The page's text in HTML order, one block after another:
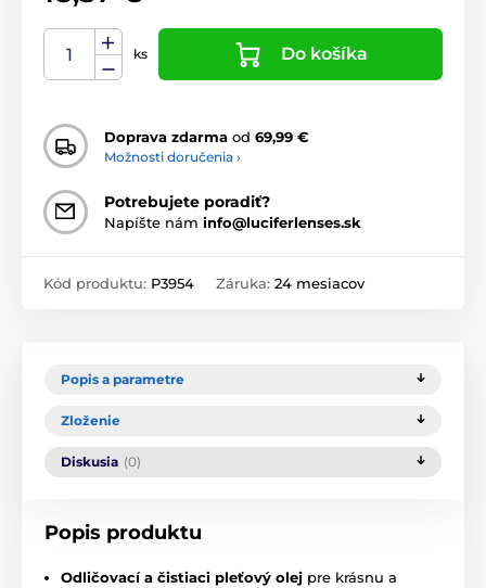
ks Do košíka
Doprava zdarma od 69,99 €
Možnosti doručenia ›
Potrebujete poradiť?
Napíšte nám info@luciferlenses.sk
Kód produktu: P3954 Záruka: 24 mesiacov
Popis a parametre
Zloženie
Diskusia (0)
Popis produktu
Odličovací a čistiaci pleťový olej pre krásnu a